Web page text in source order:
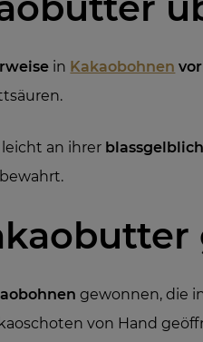
in Kakaobohnen
an ihrer
gewonnen, die
von Hand